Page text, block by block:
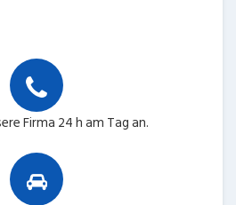
Firma 24 h am Tag an.